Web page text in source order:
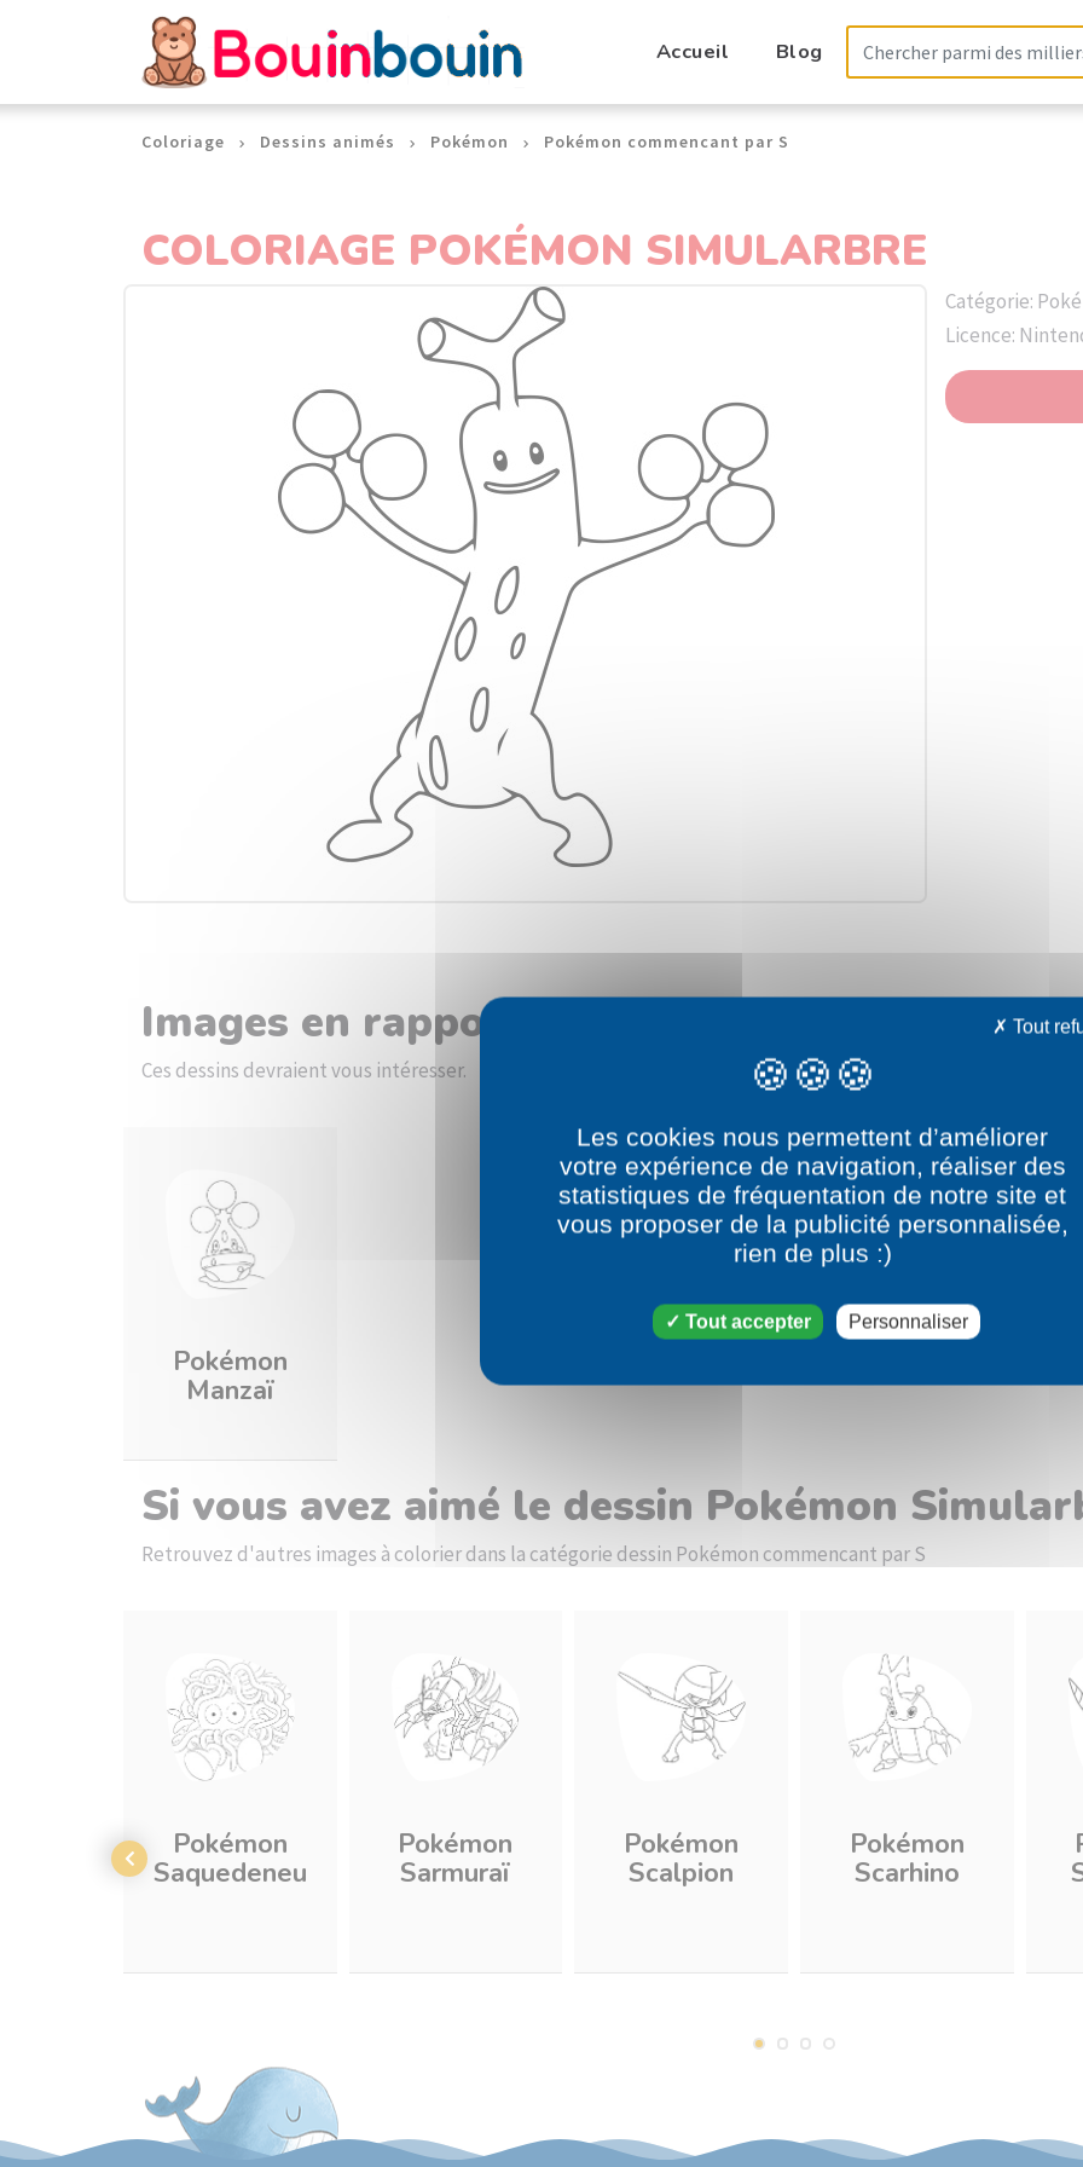
Accueil Blog
Coloriage Dessins animés Pokémon Pokémon commencant par S
COLORIAGE POKÉMON SIMULARBRE
Catégorie:
Licence:
Images en rapport avec votre choix
Ces dessins devraient vous intéresser.
Pokémon
Manzaï
Si vous avez aimé le dessin Pokémon
Retrouvez d'autres images à colorier dans la catégorie dessin Pokémon commencant par S
Pokémon
Saquedeneu
Pokémon
Sarmuraï
Pokémon
Scalpion
Pokémon
Scarhino
Panneau de gestion des cookies
Les cookies nous permettent d’améliorer
votre expérience de navigation, réaliser des
statistiques de fréquentation de notre site et
vous proposer de la publicité personnalisée,
rien de plus :)
Tout accepter
Tout
Personnaliser